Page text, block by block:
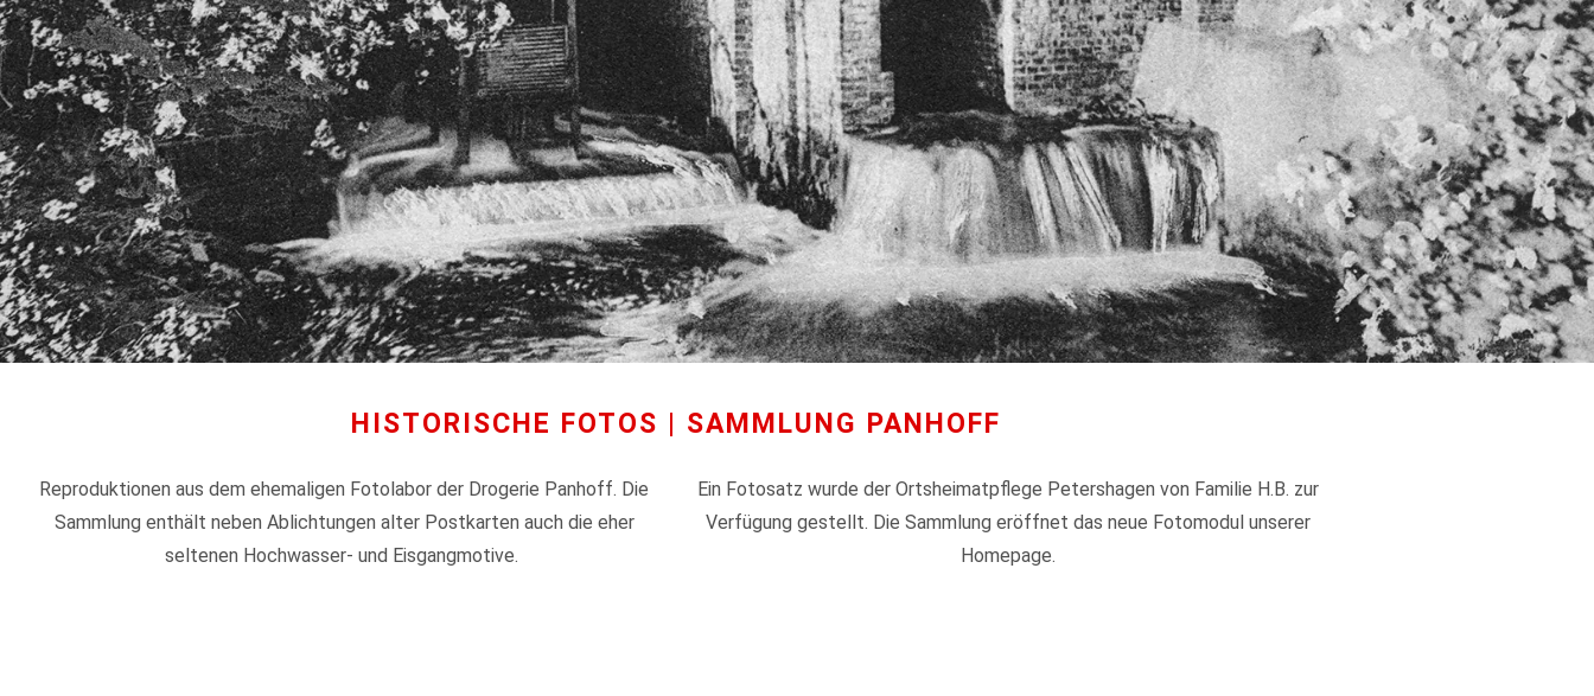
HISTORISCHE FOTOS | SAMMLUNG PANHOFF
Reproduktionen aus dem ehemaligen Fotolabor der Drogerie Panhoff. Die
Sammlung enthält neben Ablichtungen alter Postkarten auch die eher
seltenen Hochwasser- und Eisgangmotive.
Ein Fotosatz wurde der Ortsheimatpflege Petershagen von Familie H.B. zur
Verfügung gestellt. Die Sammlung eröffnet das neue Fotomodul unserer
Homepage.